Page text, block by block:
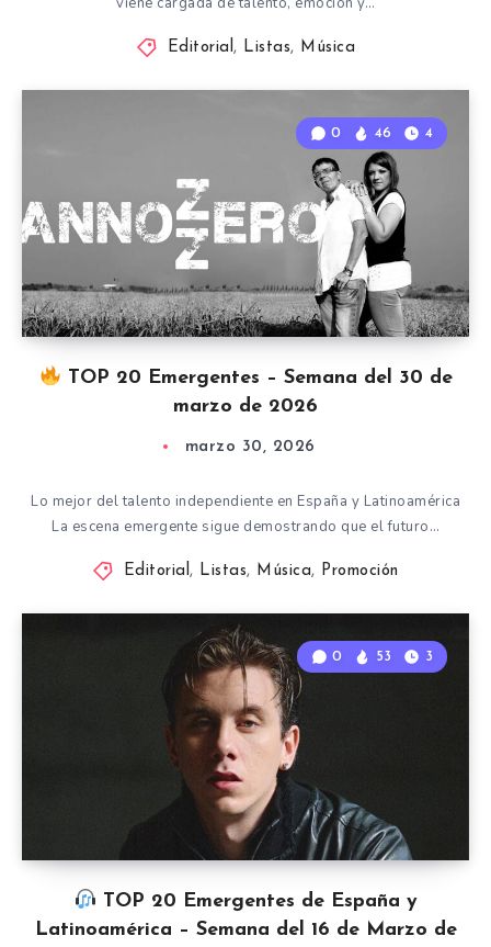
Editorial, Listas, Música
TOP 20 Emergentes – Semana del 30 de
marzo de 2026
0 46 4
marzo 30, 2026
Lo mejor del talento independiente en España y Latinoamérica
La escena emergente sigue demostrando que el futuro…
Editorial, Listas, Música, Promoción
TOP 20 Emergentes de España y
Latinoamérica – Semana del 16 de Marzo de
0 53 3